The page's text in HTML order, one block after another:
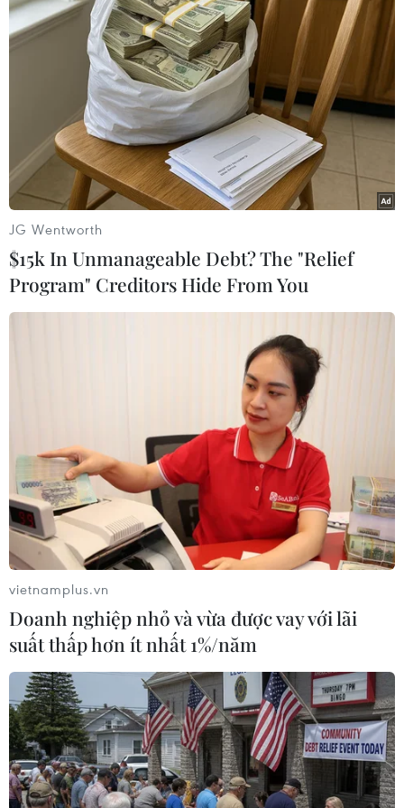
Trung ương Đảng Cộng sản Trung Quốc khóa XIX đã
bầu Bộ Chính trị gồm 25 ủy viên, do Tổng Bí thư Tập
Cận Bình đứng đầu.
Tổng Bí thư Trung Quốc Tập Cận Bình
gặp mặt báo giới sau đại hội
25/10/2017 05:25
Tổng Bí thư Đảng Cộng sản Trung Quốc Tập Cận Bình
đã đại diện cho Ban lãnh đạo mới của Đảng Cộng sản
Trung Quốc gặp mặt báo giới tại Đại lễ đường nhân
dân ở thủ đô Bắc Kinh.
JG Wentworth
$15k In Unmanageable Debt? The "Relief
Program" Creditors Hide From You
vietnamplus.vn
Doanh nghiệp nhỏ và vừa được vay với lãi
suất thấp hơn ít nhất 1%/năm